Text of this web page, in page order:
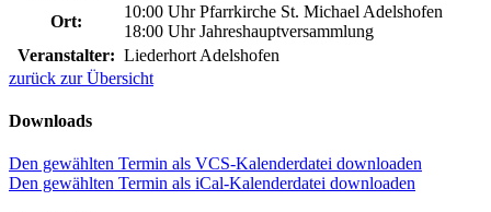
Ort:
10:00 Uhr Pfarrkirche St. Michael Adelshofen
18:00 Uhr Jahreshauptversammlung
Veranstalter: Liederhort Adelshofen
zurück zur Übersicht
Downloads
Den gewählten Termin als VCS-Kalenderdatei downloaden
Den gewählten Termin als iCal-Kalenderdatei downloaden